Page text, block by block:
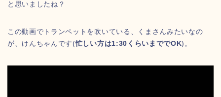
と思いましたね？
この動画でトランペットを吹いている、くまさんみたいなの
が、けんちゃんです(忙しい方は1:30くらいまででOK)。